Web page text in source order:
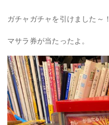
ガチャガチャを引けました～！
マサラ券が当たったよ。